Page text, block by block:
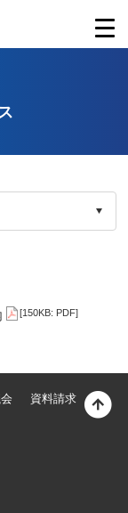
[150KB: PDF]
資料請求